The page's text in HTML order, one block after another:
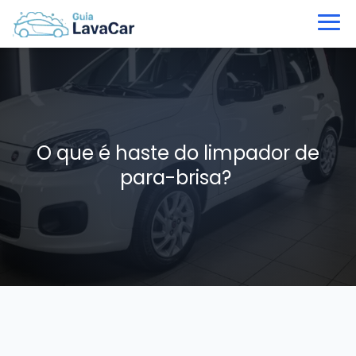
O que é haste do limpador de
para-brisa?